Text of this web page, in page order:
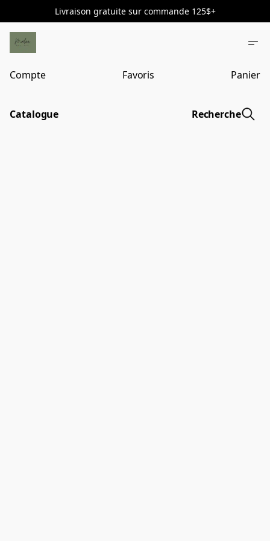
Livraison gratuite sur commande 125$+
Compte Favoris Panier
Catalogue Recherche